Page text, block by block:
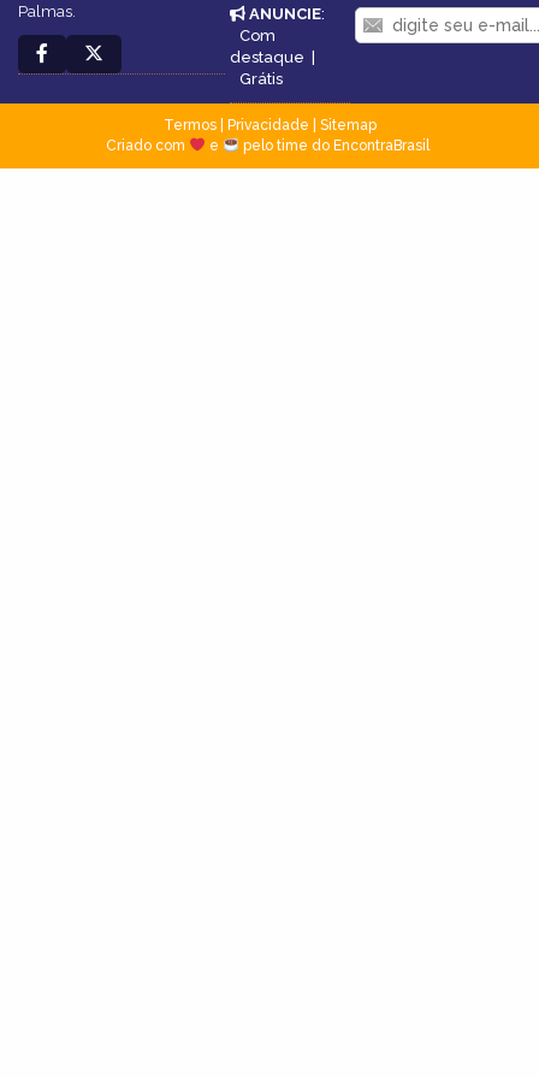
Palmas.
ANUNCIE:
Com
destaque |
Grátis
Termos| Privacidade
Sitemap
Criado com
e pelo time do EncontraBrasil